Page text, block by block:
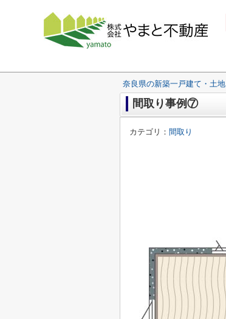
奈良県の新築一戸建て・土地
間取り事例⑦
カテゴリ： 間取り